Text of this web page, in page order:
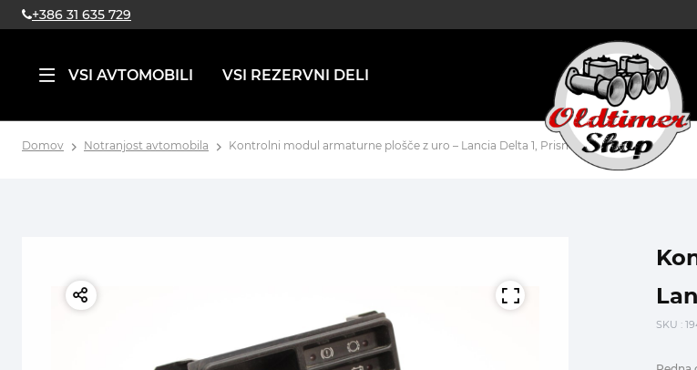
+386 31 635 729
VSI AVTOMOBILI VSI REZERVNI DELI
Domov Notranjost avtomobila Kontrolni modul armaturne plošče z uro – Lancia Delta 1, Prisma
SKU :